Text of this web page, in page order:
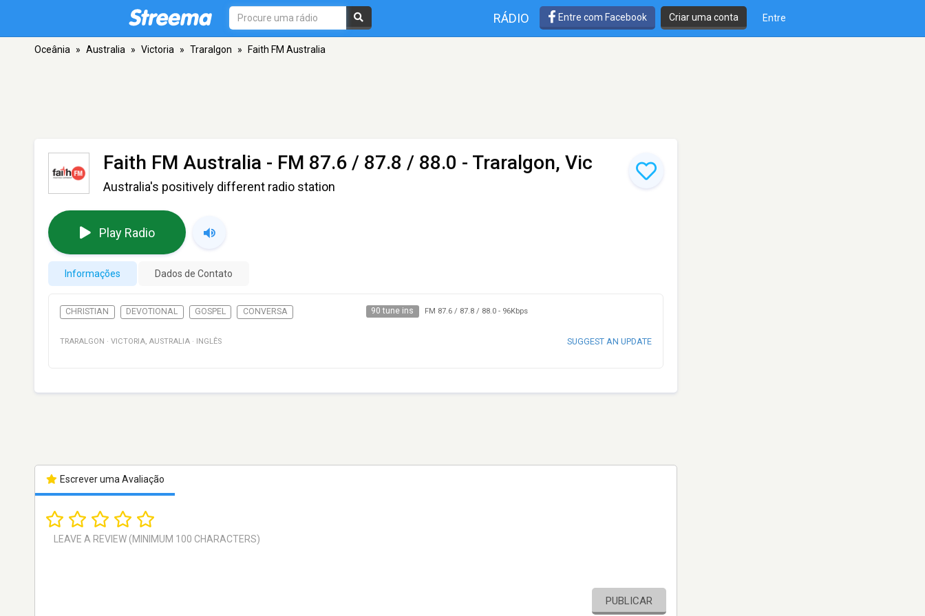
RÁDIO Entre com Facebook Criar uma conta Entre
Oceânia » Australia » Victoria » Traralgon » Faith FM Australia
Faith FM Australia - FM 87.6 / 87.8 / 88.0 - Traralgon, Vic
Australia's positively different radio station
Play Radio
Informações Dados de Contato
CHRISTIAN DEVOTIONAL GOSPEL CONVERSA 90 tune ins FM 87.6 / 87.8 / 88.0- 96Kbps
TRARALGON · VICTORIA, AUSTRALIA · INGLÊS SUGGEST AN UPDATE
Escrever uma Avaliação
PUBLICAR